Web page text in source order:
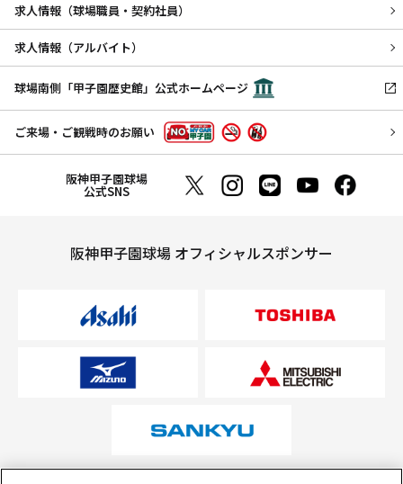
求人情報（球場職員・契約社員）
求人情報（アルバイト）
球場南側「甲子園歴史館」公式ホームページ
ご来場・ご観戦時のお願い
阪神甲子園球場
公式SNS
阪神甲子園球場 オフィシャルスポンサー